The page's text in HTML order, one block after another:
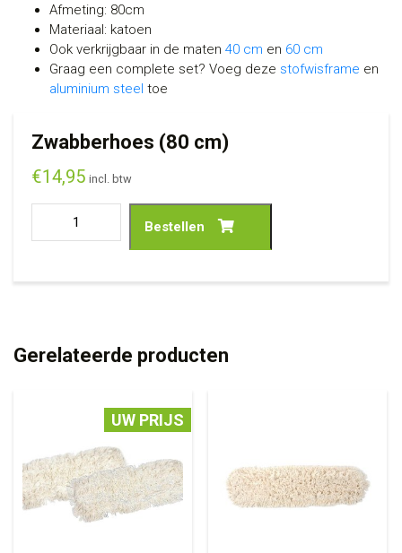
Afmeting: 80cm
Materiaal: katoen
Ook verkrijgbaar in de maten 40 cm en 60 cm
Graag een complete set? Voeg deze stofwisframe en
aluminium steel toe
Zwabberhoes (80 cm)
€14,95 incl. btw
Bestellen
Gerelateerde producten
UW PRIJS